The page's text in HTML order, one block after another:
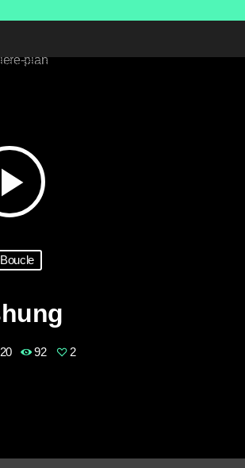
play_arrow
92 2